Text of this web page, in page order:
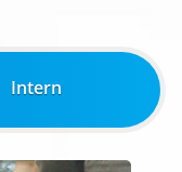
Intern